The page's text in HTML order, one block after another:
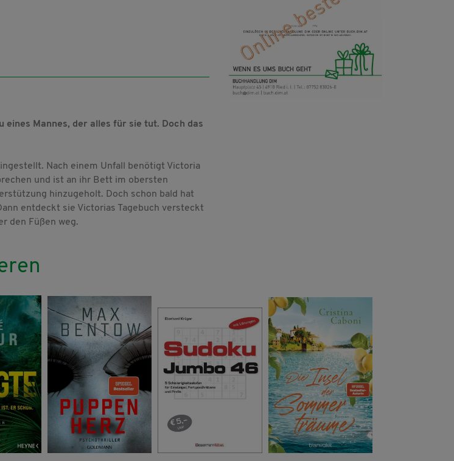
eines Mannes, der alles für sie tut. Doch das
Nach einem Unfall benötigt Victoria
und ist an ihr Bett im obersten
hinzugeholt. Doch schon bald hat
entdeckt sie Victorias Tagebuch versteckt
den Füßen weg.